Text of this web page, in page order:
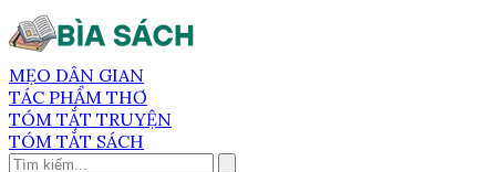
MẸO DÂN GIAN
TÁC PHẨM THƠ
TÓM TẮT TRUYỆN
TÓM TẮT SÁCH